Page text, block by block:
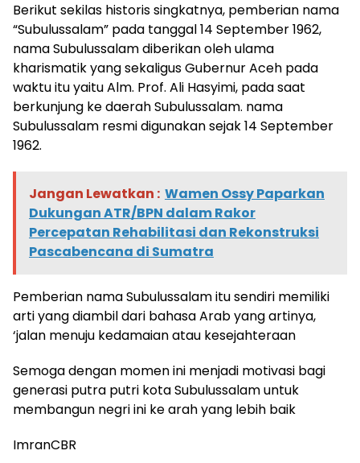
Berikut sekilas historis singkatnya, pemberian nama
“Subulussalam” pada tanggal 14 September 1962,
nama Subulussalam diberikan oleh ulama
kharismatik yang sekaligus Gubernur Aceh pada
waktu itu yaitu Alm. Prof. Ali Hasyimi, pada saat
berkunjung ke daerah Subulussalam. nama
Subulussalam resmi digunakan sejak 14 September
1962.
Jangan Lewatkan : Wamen Ossy Paparkan
Dukungan ATR/BPN dalam Rakor
Percepatan Rehabilitasi dan Rekonstruksi
Pascabencana di Sumatra
Pemberian nama Subulussalam itu sendiri memiliki
arti yang diambil dari bahasa Arab yang artinya,
‘jalan menuju kedamaian atau kesejahteraan
Semoga dengan momen ini menjadi motivasi bagi
generasi putra putri kota Subulussalam untuk
membangun negri ini ke arah yang lebih baik
ImranCBR